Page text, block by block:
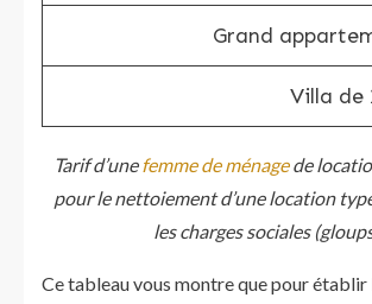
Grand
Villa de
Tarif d’unefemme de ménagede
pour le nettoiement d’une location
les charges sociales
Ce tableau vous montre que pour